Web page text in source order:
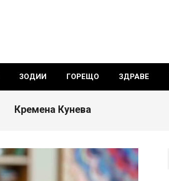
ЗОДИИ ГОРЕЩО ЗДРАВЕ
Кремена Кунева